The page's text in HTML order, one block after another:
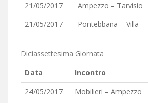
21/05/2017
Ampezzo – Tarvisio
21/05/2017
Pontebbana – Villa
Diciassettesima Giornata
Data
Incontro
24/05/2017
Mobilieri – Ampezzo